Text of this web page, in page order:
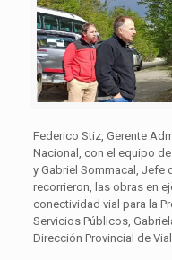
Federico Stiz, Gerente
Nacional, con el equipo
y Gabriel Sommacal, Jefe
recorrieron, las obras en
conectividad vial para la
Servicios Públicos,
Dirección Provincial de